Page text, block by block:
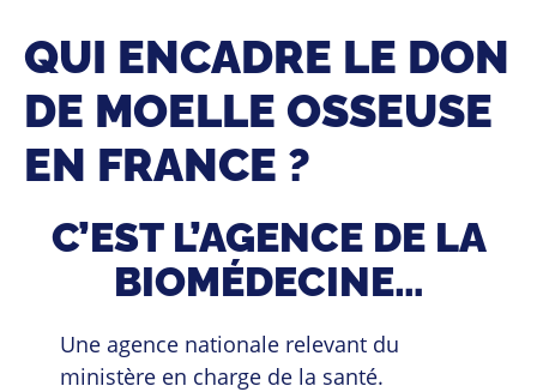
QUI ENCADRE LE DON
DE MOELLE OSSEUSE
EN FRANCE ?
C’EST L’AGENCE DE LA
BIOMÉDECINE…
Une agence nationale relevant du
ministère en charge de la santé.